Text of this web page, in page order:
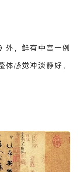
外，鲜有中宫一例
感觉冲淡静好，